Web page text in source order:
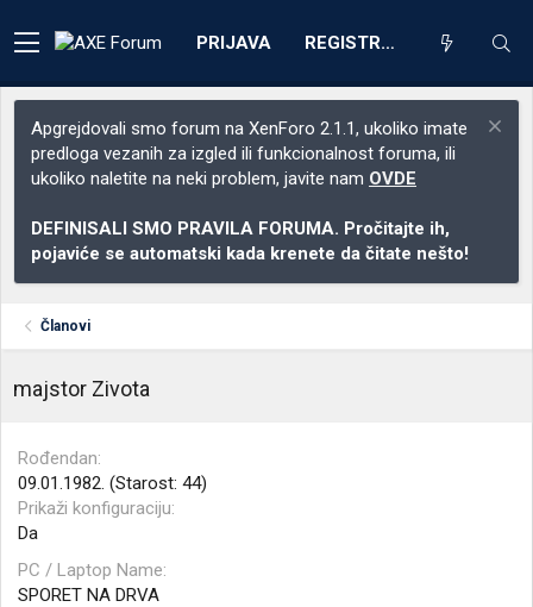
PRIJAVA REGISTRACIJA
Apgrejdovali smo forum na XenForo 2.1.1, ukoliko imate
predloga vezanih za izgled ili funkcionalnost foruma, ili
ukoliko naletite na neki problem, javite nam OVDE
DEFINISALI SMO PRAVILA FORUMA. Pročitajte ih,
pojaviće se automatski kada krenete da čitate nešto!
Članovi
majstor Zivota
Rođendan
09.01.1982. (Starost: 44)
Prikaži konfiguraciju
Da
PC / Laptop Name
SPORET NA DRVA